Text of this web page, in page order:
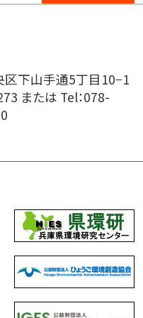
下山手通5丁目10−1
または Tel：078-